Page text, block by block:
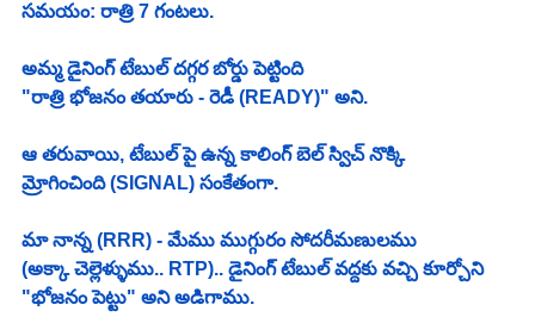
సమయం: రాత్రి 7 గంటలు.
అమ్మ డైనింగ్ టేబుల్ దగ్గర బోర్డు పెట్టింది
"రాత్రి భోజనం తయారు - రెడీ (READY)" అని.
ఆ తరువాయి, టేబుల్ పై ఉన్న కాలింగ్ బెల్ స్విచ్ నొక్కి
మ్రోగించింది (SIGNAL) సంకేతంగా.
మా నాన్న (RRR) - మేము ముగ్గురం సోదరీమణులము
(అక్కా చెల్లెళ్ళుము.. RTP).. డైనింగ్ టేబుల్ వద్దకు వచ్చి కూర్చోని
"భోజనం పెట్టు" అని అడిగాము.